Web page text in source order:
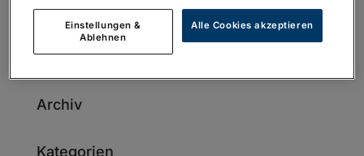
Neueste Kommentare
Archiv
Kategorien
Einstellungen &
Ablehnen
Alle Cookies akzeptieren